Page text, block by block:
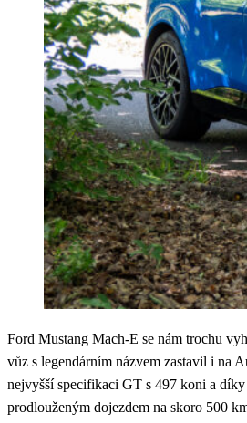
Ford Mustang Mach-E se nám trochu
vůz s legendárním názvem zastavil i na
nejvyšší specifikaci GT s 497 koni a
prodlouženým dojezdem na skoro 500